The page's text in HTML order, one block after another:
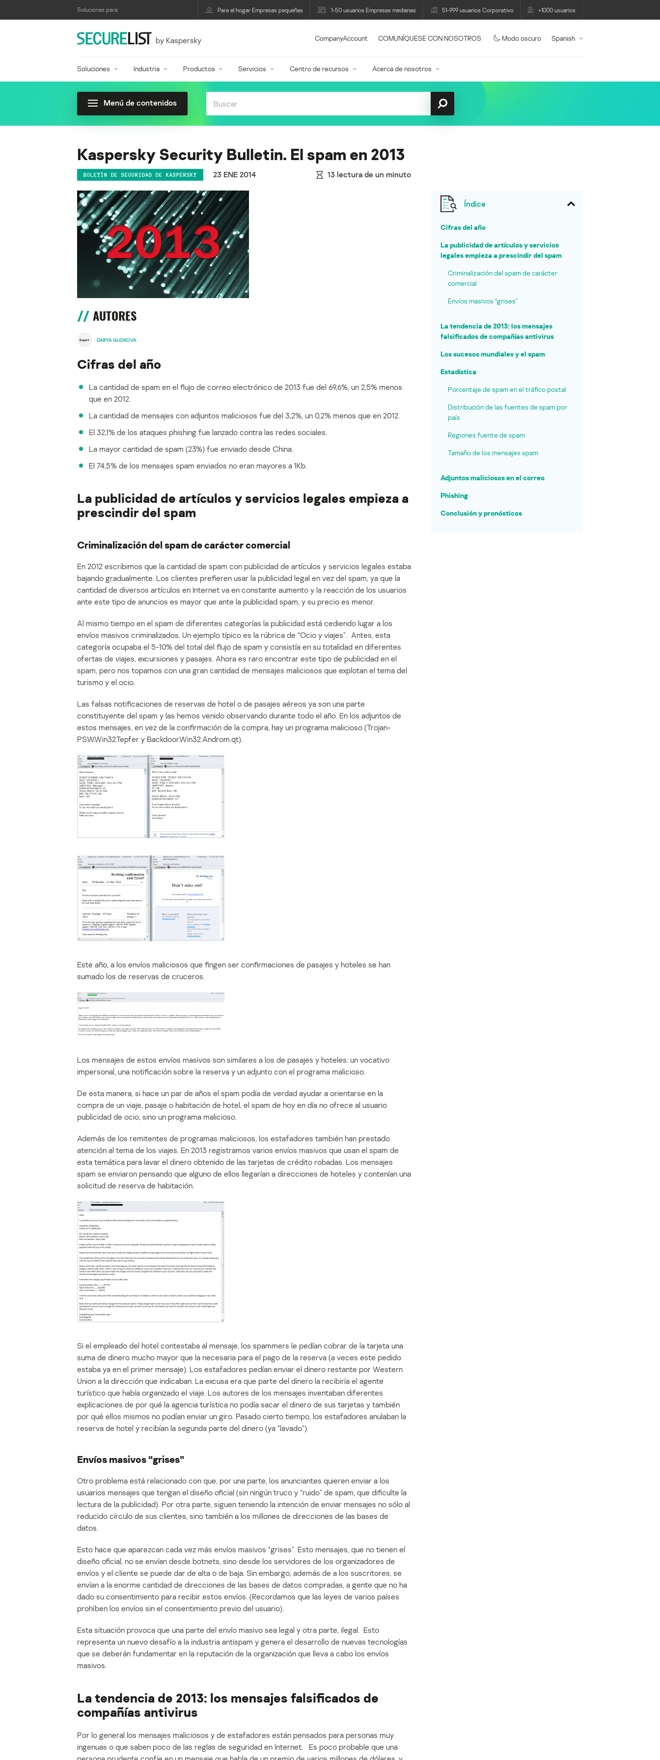
Soluciones para: Para el hogar Empresas pequeñas 1-50 usuarios Empresas medianas 51-999 usuarios Corporativo +1000 usuarios
by Kaspersky CompanyAccount COMUNÍQUESE CON NOSOTROS Modo oscuro Spanish
Soluciones Industria Productos Servicios Centro de recursos Acerca de nosotros
Menú de contenidos
Kaspersky Security Bulletin. El spam en 2013
BOLETÍN DE SEGURIDAD DE KASPERSKY 23 ENE 2014 13 lectura de un minuto
AUTORES
DARYA GUDKOVA
Cifras del año
La cantidad de spam en el flujo de correo electrónico de 2013 fue del 69,6%, un 2,5% menos
que en 2012.
La cantidad de mensajes con adjuntos maliciosos fue del 3,2%, un 0,2% menos que en 2012.
El 32,1% de los ataques phishing fue lanzado contra las redes sociales.
La mayor cantidad de spam (23%) fue enviado desde China.
El 74,5% de los mensajes spam enviados no eran mayores a 1Kb.
La publicidad de artículos y servicios legales empieza a
prescindir del spam
Criminalización del spam de carácter comercial
En 2012 escribimos que la cantidad de spam con publicidad de artículos y servicios legales estaba
bajando gradualmente. Los clientes prefieren usar la publicidad legal en vez del spam, ya que la
cantidad de diversos artículos en Internet va en constante aumento y la reacción de los usuarios
ante este tipo de anuncios es mayor que ante la publicidad spam, y su precio es menor.
Al mismo tiempo en el spam de diferentes categorías la publicidad está cediendo lugar a los
envíos masivos criminalizados. Un ejemplo típico es la rúbrica de “Ocio y viajes”. Antes, esta
categoría ocupaba el 5-10% del total del flujo de spam y consistía en su totalidad en diferentes
ofertas de viajes, excursiones y pasajes. Ahora es raro encontrar este tipo de publicidad en el
spam, pero nos topamos con una gran cantidad de mensajes maliciosos que explotan el tema del
turismo y el ocio.
Las falsas notificaciones de reservas de hotel o de pasajes aéreos ya son una parte
constituyente del spam y las hemos venido observando durante todo el año. En los adjuntos de
estos mensajes, en vez de la confirmación de la compra, hay un programa malicioso (Trojan-
PSW.Win32.Tepfer y Backdoor.Win32.Androm.qt).
Este año, a los envíos maliciosos que fingen ser confirmaciones de pasajes y hoteles se han
sumado los de reservas de cruceros.
Los mensajes de estos envíos masivos son similares a los de pasajes y hoteles: un vocativo
impersonal, una notificación sobre la reserva y un adjunto con el programa malicioso.
De esta manera, si hace un par de años el spam podía de verdad ayudar a orientarse en la
compra de un viaje, pasaje o habitación de hotel, el spam de hoy en día no ofrece al usuario
publicidad de ocio, sino un programa malicioso.
Además de los remitentes de programas maliciosos, los estafadores también han prestado
atención al tema de los viajes. En 2013 registramos varios envíos masivos que usan el spam de
esta temática para lavar el dinero obtenido de las tarjetas de crédito robadas. Los mensajes
spam se enviaron pensando que alguno de ellos llegarían a direcciones de hoteles y contenían una
solicitud de reserva de habitación.
Si el empleado del hotel contestaba al mensaje, los spammers le pedían cobrar de la tarjeta una
suma de dinero mucho mayor que la necesaria para el pago de la reserva (a veces este pedido
estaba ya en el primer mensaje). Los estafadores pedían enviar el dinero restante por Western
Union a la dirección que indicaban. La excusa era que parte del dinero la recibiría el agente
turístico que había organizado el viaje. Los autores de los mensajes inventaban diferentes
explicaciones de por qué la agencia turística no podía sacar el dinero de sus tarjetas y también
por qué ellos mismos no podían enviar un giro. Pasado cierto tiempo, los estafadores anulaban la
reserva de hotel y recibían la segunda parte del dinero (ya “lavado”).
Envíos masivos “grises”
Otro problema está relacionado con que, por una parte, los anunciantes quieren enviar a los
usuarios mensajes que tengan el diseño oficial (sin ningún truco y “ruido” de spam, que dificulte la
lectura de la publicidad). Por otra parte, siguen teniendo la intención de enviar mensajes no sólo al
reducido círculo de sus clientes, sino también a los millones de direcciones de las bases de
datos.
Esto hace que aparezcan cada vez más envíos masivos “grises”. Esto mensajes, que no tienen el
diseño oficial, no se envían desde botnets, sino desde los servidores de los organizadores de
envíos y el cliente se puede dar de alta o de baja. Sin embargo, además de a los suscritores, se
envían a la enorme cantidad de direcciones de las bases de datos compradas, a gente que no ha
dado su consentimiento para recibir estos envíos. (Recordamos que las leyes de varios países
prohíben los envíos sin el consentimiento previo del usuario).
Esta situación provoca que una parte del envío masivo sea legal y otra parte, ilegal. Esto
representa un nuevo desafío a la industria antispam y genera el desarrollo de nuevas tecnologías
que se deberán fundamentar en la reputación de la organización que lleva a cabo los envíos
masivos.
La tendencia de 2013: los mensajes falsificados de
compañías antivirus
Por lo general los mensajes maliciosos y de estafadores están pensados para personas muy
ingenuas o que saben poco de las reglas de seguridad en Internet. Es poco probable que una
Índice
Cifras del año
La publicidad de artículos y servicios
legales empieza a prescindir del spam
Criminalización del spam de carácter
comercial
Envíos masivos “grises”
La tendencia de 2013: los mensajes
falsificados de compañías antivirus
Los sucesos mundiales y el spam
Estadística
Porcentaje de spam en el tráfico postal
Distribución de las fuentes de spam por
país
Regiones fuente de spam
Tamaño de los mensajes spam
Adjuntos maliciosos en el correo
Phishing
Conclusión y pronósticos